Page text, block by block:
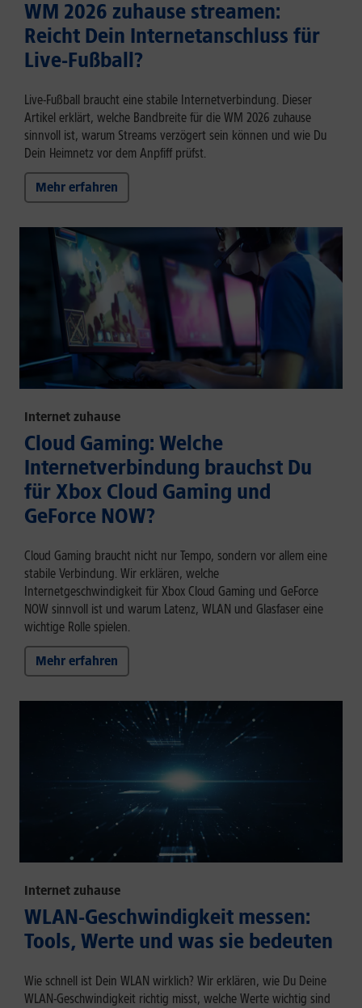
WM 2026 zuhause streamen:
Reicht Dein Internetanschluss für
Live-Fußball?
Live-Fußball braucht eine stabile Internetverbindung. Dieser
Artikel erklärt, welche Bandbreite für die WM 2026 zuhause
sinnvoll ist, warum Streams verzögert sein können und wie Du
Dein Heimnetz vor dem Anpfiff prüfst.
Mehr erfahren
Internet zuhause
Cloud Gaming: Welche
Internetverbindung brauchst Du
für Xbox Cloud Gaming und
GeForce NOW?
Cloud Gaming braucht nicht nur Tempo, sondern vor allem eine
stabile Verbindung. Wir erklären, welche
Internetgeschwindigkeit für Xbox Cloud Gaming und GeForce
NOW sinnvoll ist und warum Latenz, WLAN und Glasfaser eine
wichtige Rolle spielen.
Mehr erfahren
Internet zuhause
WLAN-Geschwindigkeit messen:
Tools, Werte und was sie bedeuten
Wie schnell ist Dein WLAN wirklich? Wir erklären, wie Du Deine
WLAN-Geschwindigkeit richtig misst, welche Werte wichtig sind